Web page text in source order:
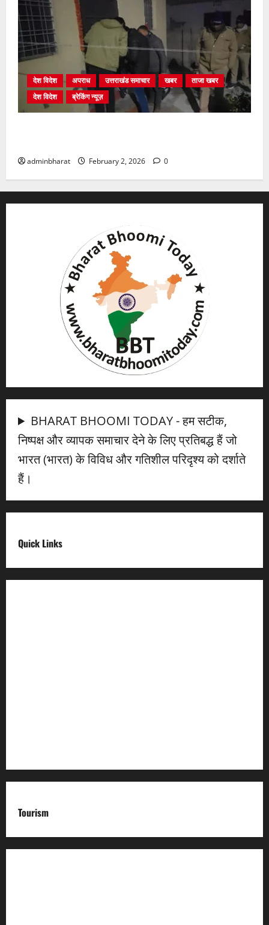
देश विदेश अपराध उत्तराखंड समाचार खबर
ताजा खबर
देश विदेश
ब्रेकिंग न्यूज़
adminbharat February 2, 2026 0
BHARAT BHOOMI TODAY - हम सटीक,
निष्पक्ष और व्यापक समाचार देने के लिए प्रतिबद्ध हैं जो
भारत (भारत) के विविध और गतिशील परिदृश्य को दर्शाते
हैं।
Quick Links
Tourism